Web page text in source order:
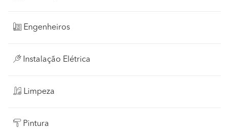
Engenheiros
Instalação Elétrica
Limpeza
Pintura